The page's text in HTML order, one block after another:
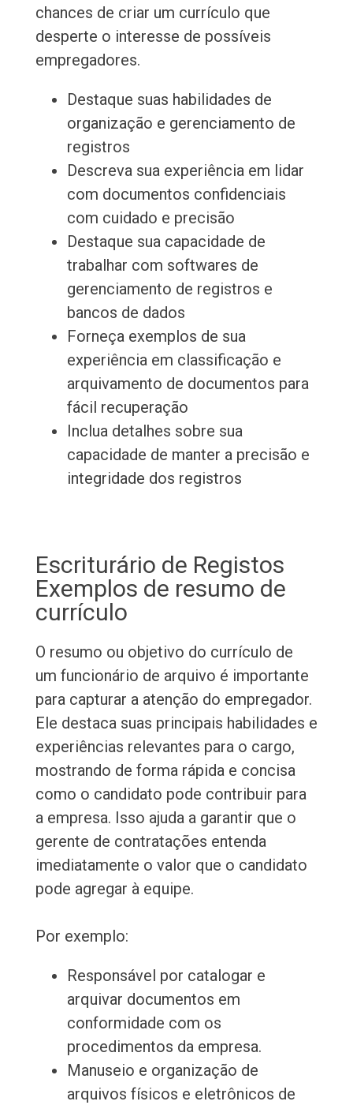
chances de criar um currículo que
desperte o interesse de possíveis
empregadores.
Destaque suas habilidades de
organização e gerenciamento de
registros
Descreva sua experiência em lidar
com documentos confidenciais
com cuidado e precisão
Destaque sua capacidade de
trabalhar com softwares de
gerenciamento de registros e
bancos de dados
Forneça exemplos de sua
experiência em classificação e
arquivamento de documentos para
fácil recuperação
Inclua detalhes sobre sua
capacidade de manter a precisão e
integridade dos registros
Escriturário de Registos
Exemplos de resumo de
currículo
O resumo ou objetivo do currículo de
um funcionário de arquivo é importante
para capturar a atenção do empregador.
Ele destaca suas principais habilidades e
experiências relevantes para o cargo,
mostrando de forma rápida e concisa
como o candidato pode contribuir para
a empresa. Isso ajuda a garantir que o
gerente de contratações entenda
imediatamente o valor que o candidato
pode agregar à equipe.
Por exemplo:
Responsável por catalogar e
arquivar documentos em
conformidade com os
procedimentos da empresa.
Manuseio e organização de
arquivos físicos e eletrônicos de